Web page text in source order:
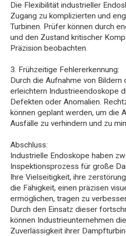
Die Flexibilität industrieller
Zugang zu komplizierten und
Turbinen. Prüfer können durch
und den Zustand kritischer
Präzision beobachten.
3. Frühzeitige Fehlererkennung:
Durch die Aufnahme von
erleichtern Industrieendoskope
Defekten oder Anomalien.
können geplant werden, um die
Ausfälle zu verhindern und zu
Abschluss:
Industrielle Endoskope haben
Inspektionsprozess für große
Ihre Vielseitigkeit, ihre
die Fähigkeit, einen präzisen
ermöglichen, tragen zu
Durch den Einsatz dieser
können Industrieunternehmen
Zuverlässigkeit ihrer